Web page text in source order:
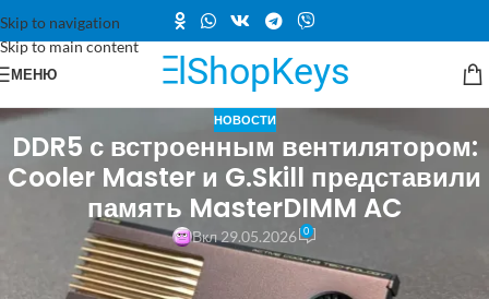
Skip to navigation
Skip to main content
МЕНЮ
НОВОСТИ
DDR5 с встроенным вентилятором:
Cooler Master и G.Skill представили
память MasterDIMM AC
Вкл 29.05.2026 0
Компания Cooler Master совместно с G.Skill представила новую
линейку модулей памяти DDR5 под названием MasterDIMM AC,